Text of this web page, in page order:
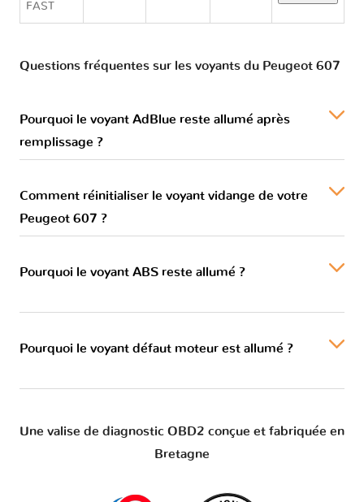
FAST
Questions fréquentes sur les voyants du Peugeot 607
Pourquoi le voyant AdBlue reste allumé après
remplissage ?
Comment réinitialiser le voyant vidange de votre
Peugeot 607 ?
Pourquoi le voyant ABS reste allumé ?
Pourquoi le voyant défaut moteur est allumé ?
Une valise de diagnostic OBD2 conçue et fabriquée en
Bretagne